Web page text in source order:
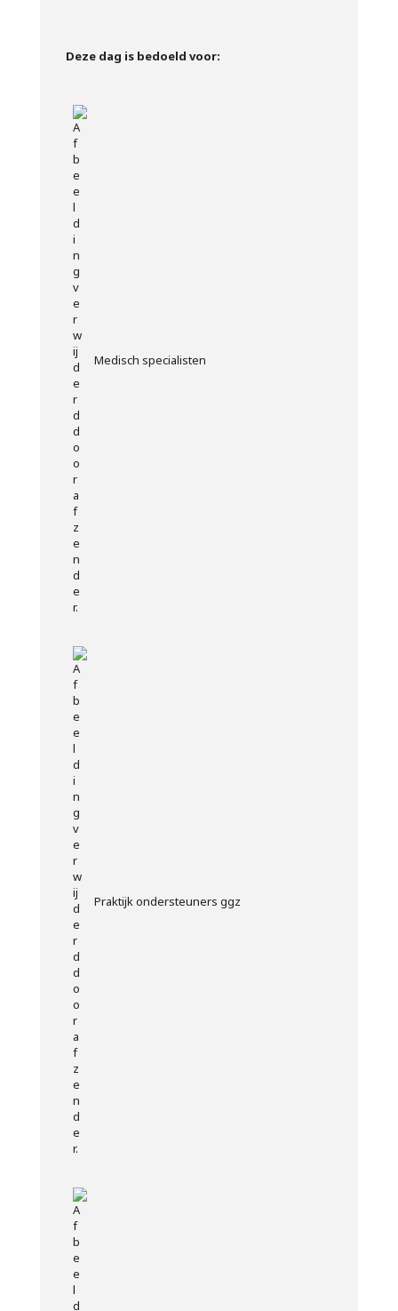
Deze dag is bedoeld voor:
Medisch specialisten
Praktijk ondersteuners ggz